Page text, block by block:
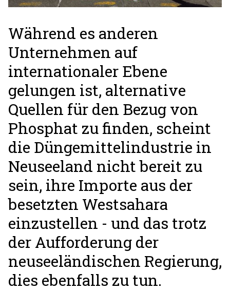
Während es anderen
Unternehmen auf
internationaler Ebene
gelungen ist, alternative
Quellen für den Bezug von
Phosphat zu finden, scheint
die Düngemittelindustrie in
Neuseeland nicht bereit zu
sein, ihre Importe aus der
besetzten Westsahara
einzustellen - und das trotz
der Aufforderung der
neuseeländischen Regierung,
dies ebenfalls zu tun.